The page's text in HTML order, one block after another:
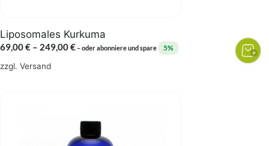
Liposomales Kurkuma
69,00€ – 249,00€Preisspanne:
–oder abonniere und spare 5%
zzgl. Versand
werden